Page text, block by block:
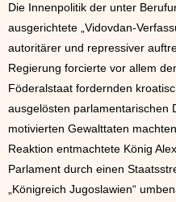
Die Innenpolitik der unter
ausgerichtete „Vidovdan-
autoritärer und repressiver
Regierung forcierte vor allem
Föderalstaat fordernden
ausgelösten parlamentarischen
motivierten Gewalttaten
Reaktion entmachtete König
Parlament durch einen
„Königreich Jugoslawien“